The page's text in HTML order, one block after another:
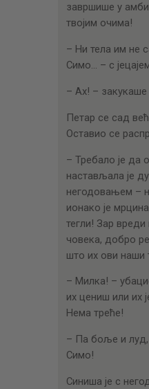
завршише у
твојим очима!
– Ни тела им не
Симо… – с
– Ах! – закукаше
Петар се сад
Оставио се
– Требало је да
настављала је
негодовањем –
ионако је
тегли! Зар
човека, добро
што их ови наши
– Милка! –
их цениш или их
Нема треће!
– Па боље и луд,
Симо!
Синиша је с